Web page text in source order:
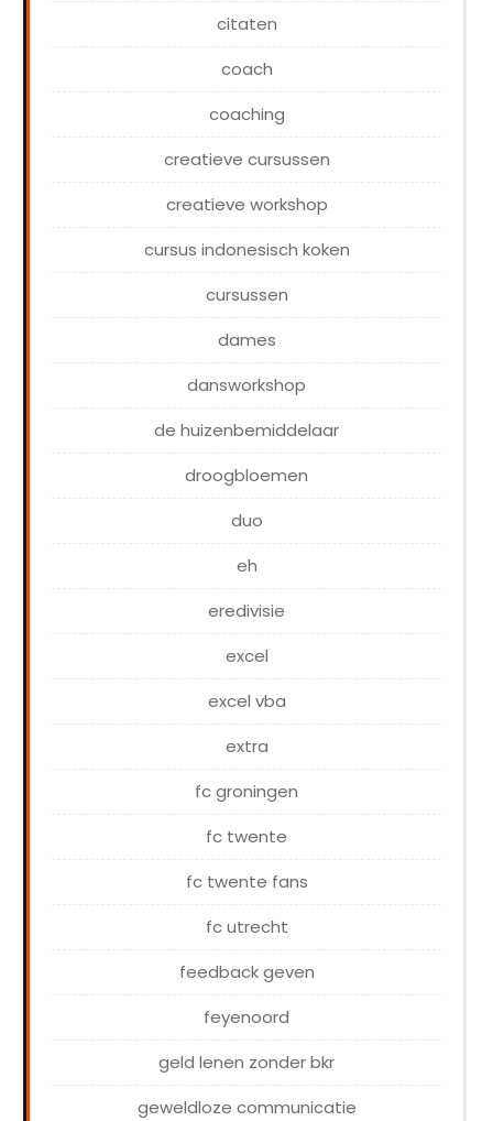
citaten
coach
coaching
creatieve cursussen
creatieve workshop
cursus indonesisch koken
cursussen
dames
dansworkshop
de huizenbemiddelaar
droogbloemen
duo
eh
eredivisie
excel
excel vba
extra
fc groningen
fc twente
fc twente fans
fc utrecht
feedback geven
feyenoord
geld lenen zonder bkr
geweldloze communicatie